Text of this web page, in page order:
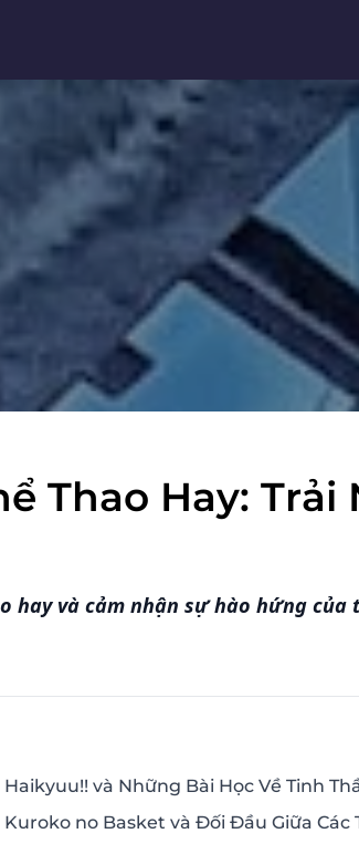
Thao Hay:
hay và cảm nhận sự hào hứng
Haikyuu!! và Những Bài Học Về Tinh
no Basket và Đối Đầu Giữa Các